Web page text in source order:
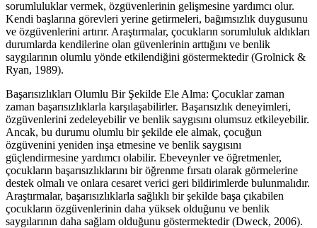
sorumluluklar vermek, özgüvenlerinin gelişmesine yardımcı olur.
Kendi başlarına görevleri yerine getirmeleri, bağımsızlık duygusunu
ve özgüvenlerini artırır. Araştırmalar, çocukların sorumluluk aldıkları
durumlarda kendilerine olan güvenlerinin arttığını ve benlik
saygılarının olumlu yönde etkilendiğini göstermektedir (Grolnick &
Ryan, 1989).
Başarısızlıkları Olumlu Bir Şekilde Ele Alma: Çocuklar zaman
zaman başarısızlıklarla karşılaşabilirler. Başarısızlık deneyimleri,
özgüvenlerini zedeleyebilir ve benlik saygısını olumsuz etkileyebilir.
Ancak, bu durumu olumlu bir şekilde ele almak, çocuğun
özgüvenini yeniden inşa etmesine ve benlik saygısını
güçlendirmesine yardımcı olabilir. Ebeveynler ve öğretmenler,
çocukların başarısızlıklarını bir öğrenme fırsatı olarak görmelerine
destek olmalı ve onlara cesaret verici geri bildirimlerde bulunmalıdır.
Araştırmalar, başarısızlıklarla sağlıklı bir şekilde başa çıkabilen
çocukların özgüvenlerinin daha yüksek olduğunu ve benlik
saygılarının daha sağlam olduğunu göstermektedir (Dweck, 2006).